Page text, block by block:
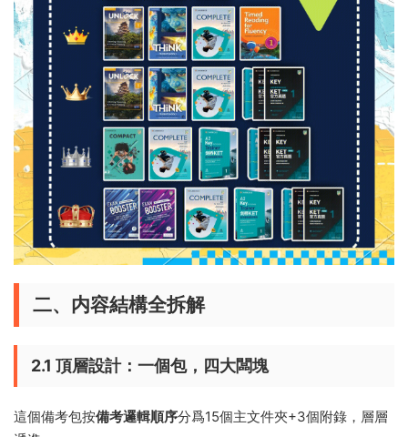
二、内容結構全拆解
2.1 頂層設計：一個包，四大闆塊
這個備考包按備考邏輯順序分爲15個主文件夾+3個附錄，層層